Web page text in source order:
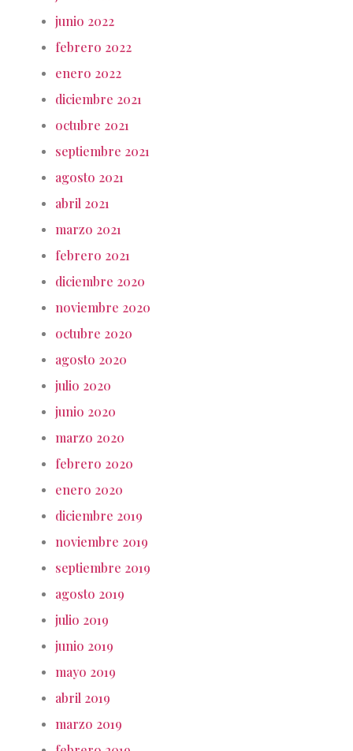
junio 2022
febrero 2022
enero 2022
diciembre 2021
octubre 2021
septiembre 2021
agosto 2021
abril 2021
marzo 2021
febrero 2021
diciembre 2020
noviembre 2020
octubre 2020
agosto 2020
julio 2020
junio 2020
marzo 2020
febrero 2020
enero 2020
diciembre 2019
noviembre 2019
septiembre 2019
agosto 2019
julio 2019
junio 2019
mayo 2019
abril 2019
marzo 2019